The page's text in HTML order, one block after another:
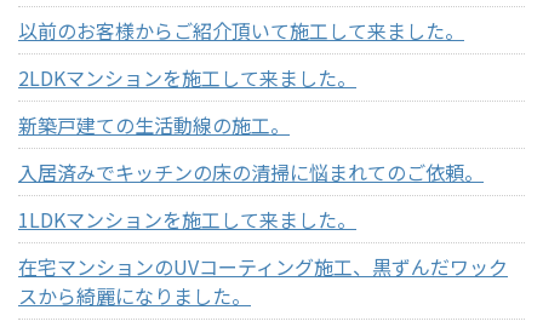
以前のお客様からご紹介頂いて施工して来ました。
2LDKマンションを施工して来ました。
新築戸建ての生活動線の施工。
入居済みでキッチンの床の清掃に悩まれてのご依頼。
1LDKマンションを施工して来ました。
在宅マンションのUVコーティング施工、黒ずんだワック
スから綺麗になりました。